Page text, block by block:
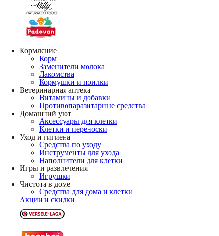
Кормление
Корм
Заменители молока
Лакомства
Кормушки и поилки
Ветеринарная аптека
Витамины и добавки
Противопаразитарные средства
Домашний уют
Аксессуары для клетки
Клетки и переноски
Уход и гигиена
Средства по уходу
Инструменты для ухода
Наполнители для клетки
Игры и развлечения
Игрушки
Чистота в доме
Средства для дома и клетки
Акции и скидки